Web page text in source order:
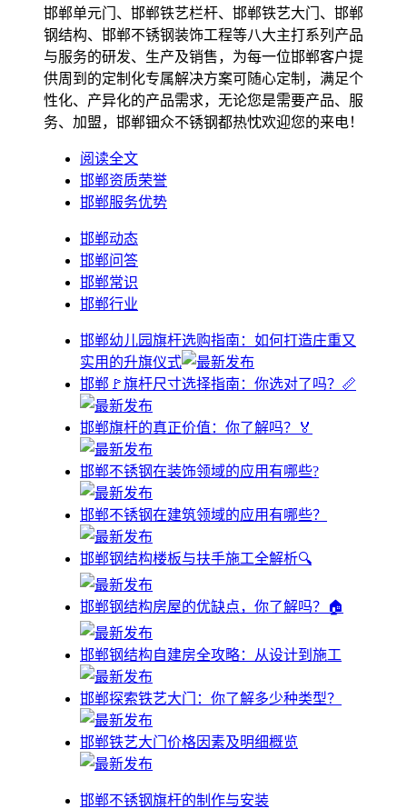
邯郸单元门、邯郸铁艺栏杆、邯郸铁艺大门、邯郸
钢结构、邯郸不锈钢装饰工程等八大主打系列产品
与服务的研发、生产及销售，为每一位邯郸客户提
供周到的定制化专属解决方案可随心定制，满足个
性化、产异化的产品需求，无论您是需要产品、服
务、加盟，邯郸钿众不锈钢都热忱欢迎您的来电！
阅读全文
邯郸资质荣誉
邯郸服务优势
邯郸动态
邯郸问答
邯郸常识
邯郸行业
邯郸幼儿园旗杆选购指南：如何打造庄重又
实用的升旗仪式
邯郸🚩旗杆尺寸选择指南：你选对了吗？📏
邯郸旗杆的真正价值：你了解吗？🏅
邯郸不锈钢在装饰领域的应用有哪些?
邯郸不锈钢在建筑领域的应用有哪些？
邯郸钢结构楼板与扶手施工全解析🔍
邯郸钢结构房屋的优缺点，你了解吗？🏠
邯郸钢结构自建房全攻略：从设计到施工
邯郸探索铁艺大门：你了解多少种类型？
邯郸铁艺大门价格因素及明细概览
邯郸不锈钢旗杆的制作与安装